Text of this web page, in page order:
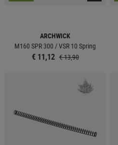
ARCHWICK
M160 SPR 300 / VSR 10 Spring
€ 11,12 € 13,90